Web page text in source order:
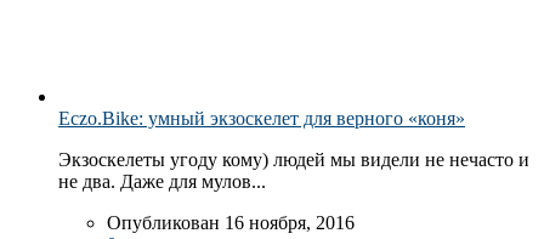
Eczo.Bike: умный экзоскелет для верного «коня»
Экзоскелеты угоду кому) людей мы видели не нечасто и
не два. Даже для мулов...
Опубликован 16 ноября, 2016